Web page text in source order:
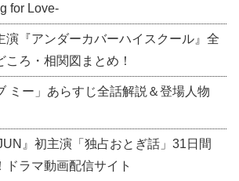
for Love-
演『アンダーカバーハイスクール』全
ろ・相関図まとめ！
ミー」あらすじ全話解説＆登場人物
』初主演「独占おとぎ話」31日間
ドラマ動画配信サイト